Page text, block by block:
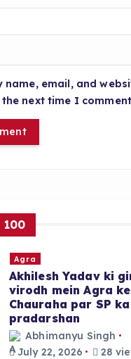
name, email, and
next time I
100
Agra
Akhilesh Yadav ki
virodh mein Agra
Chauraha par SP ka
pradarshan
Abhimanyu Singh
July 22, 2026
28